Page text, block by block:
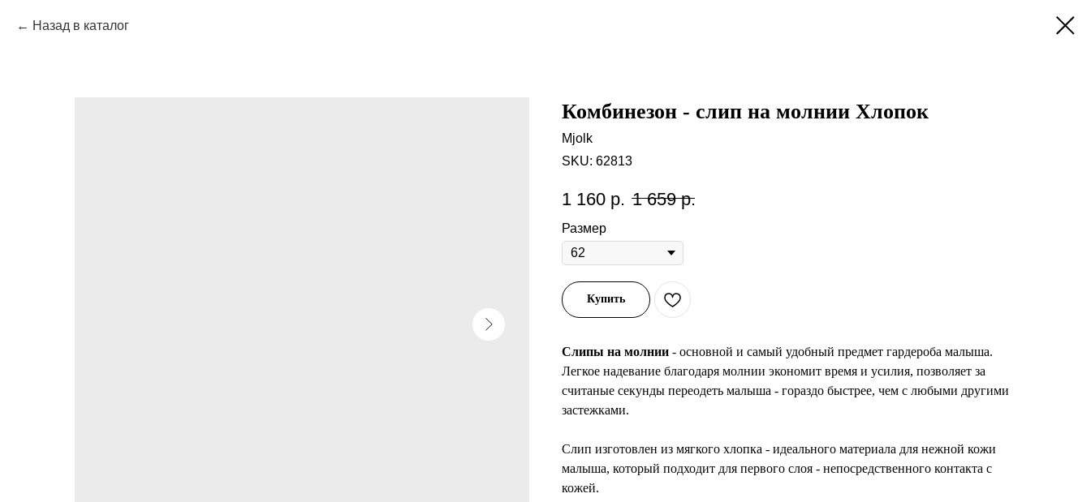
Назад в каталог
Комбинезон - слип на молнии Хлопок
Mjolk
SKU: 62813
1 160 р. 1 659 р.
Размер
Купить
Слипы на молнии - основной и самый удобный предмет гардероба малыша.
Легкое надевание благодаря молнии экономит время и усилия, позволяет за
считаные секунды переодеть малыша - гораздо быстрее, чем с любыми другими
застежками.
Слип изготовлен из мягкого хлопка - идеального материала для нежной кожи
малыша, который подходит для первого слоя - непосредственного контакта с
кожей.